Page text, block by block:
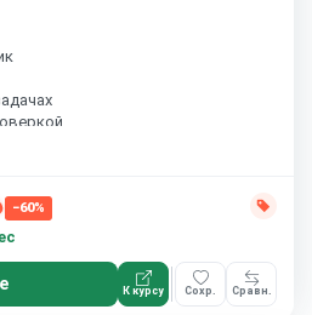
−60%
К курсу Сохр. Сравн.